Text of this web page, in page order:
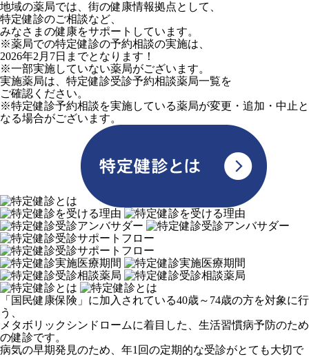
地域の薬局では、街の健康情報拠点として、
特定健診のご相談など、
みなさまの健康をサポートしています。
※薬局での特定健診の予約相談の実施は、
2026年2月7日までとなります！
※一部実施していない薬局がございます。
実施薬局は、特定健診受診予約相談薬局一覧を
ご確認ください。
※特定健診予約相談を実施している薬局が変更・追加・中止と
なる場合がございます。
「国民健康保険」に加入されている40歳～74歳の方を対象に行
う、
メタボリックシンドロームに着目した、生活習慣病予防のため
の健診です。
病気の早期発見のため、年1回の定期的な受診がとても大切で